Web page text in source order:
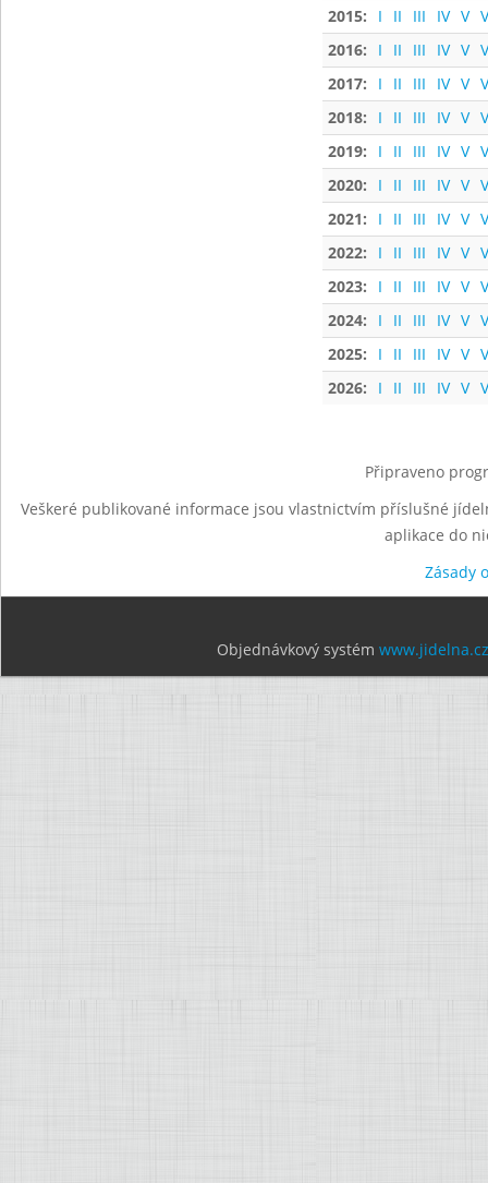
2015:
I II III IV V
2016:
I II III IV V
2017:
I II III IV V
2018:
I II III IV V
2019:
I II III IV V
2020:
I II III IV V
2021:
I II III IV V
2022:
I II III IV V
2023:
I II III IV V
2024:
I II III IV V
2025:
I II III IV V
2026:
I II III IV V
Připraveno
Veškeré publikované informace jsou vlastnictvím příslušné
aplikace do
Zásady
Objednávkový systém www.jidelna.cz